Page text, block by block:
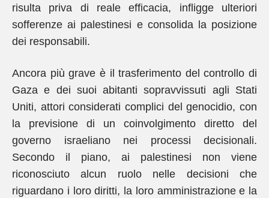
risulta priva di reale efficacia, infligge ulteriori
sofferenze ai palestinesi e consolida la posizione
dei responsabili.
Ancora più grave è il trasferimento del controllo di
Gaza e dei suoi abitanti sopravvissuti agli Stati
Uniti, attori considerati complici del genocidio, con
la previsione di un coinvolgimento diretto del
governo israeliano nei processi decisionali.
Secondo il piano, ai palestinesi non viene
riconosciuto alcun ruolo nelle decisioni che
riguardano i loro diritti, la loro amministrazione e la